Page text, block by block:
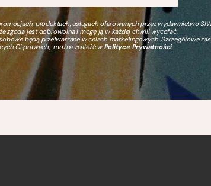
produktach, usługach oferowanych przez wydawnictwo
zgoda jest dobrowolna i mogę ją w każdej chwili wycofać.
będą przetwarzane w celach marketingowych. Szczegółowe
Ci prawach, można znaleźć wPolityce Prywatności.